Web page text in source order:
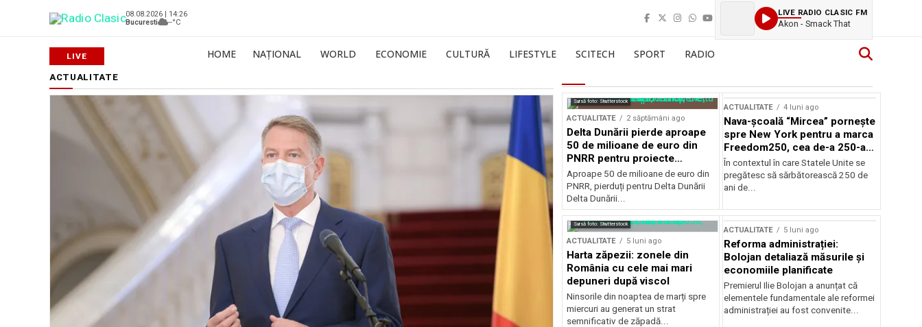
08.08.2026 | 14:26
Bucuresti
--°C
LIVE RADIO CLASIC FM
Akon - Smack That
HOME NAȚIONAL WORLD ECONOMIE CULTURĂ LIFESTYLE SCITECH SPORT RADIO
ACTUALITATE
Sursă foto: Shutterstock
ACTUALITATE 2 săptămâni ago
Delta Dunării pierde aproape
50 de milioane de euro din
PNRR pentru proiecte
esențiale
Aproape 50 de milioane de euro din
PNRR, pierduți pentru Delta Dunării
Delta Dunării...
ACTUALITATE 4 luni ago
Nava-școală “Mircea” pornește
spre New York pentru a marca
Freedom250, cea de-a 250-a
aniversare a Statelor Unite
În contextul în care Statele Unite se
pregătesc să sărbătorească 250 de
ani de...
Sursă foto: Shutterstock
ACTUALITATE 5 luni ago
Harta zăpezii: zonele din
România cu cele mai mari
depuneri după viscol
Ninsorile din noaptea de marți spre
miercuri au generat un strat
semnificativ de zăpadă...
ACTUALITATE 5 luni ago
Reforma administrației:
Bolojan detaliază măsurile și
economiile planificate
Premierul Ilie Bolojan a anunțat că
elementele fundamentale ale reformei
administrației au fost convenite...